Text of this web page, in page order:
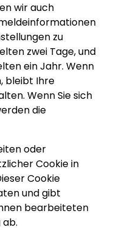
wir auch
zu
zwei Tage, und
ein Jahr. Wenn
bleibt Ihre
Wenn Sie sich
die
oder
Cookie in
Cookie
und gibt
bearbeiteten
ab.